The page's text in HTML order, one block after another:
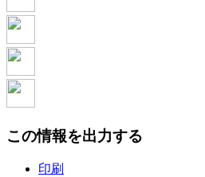
この情報を出力する
印刷